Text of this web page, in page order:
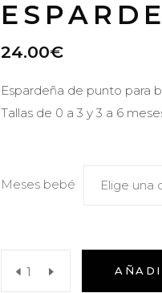
24.00€
Espardeña de punto para
Tallas de 0 a 3 y 3 a 6
Meses bebé Elige una
Espardeña